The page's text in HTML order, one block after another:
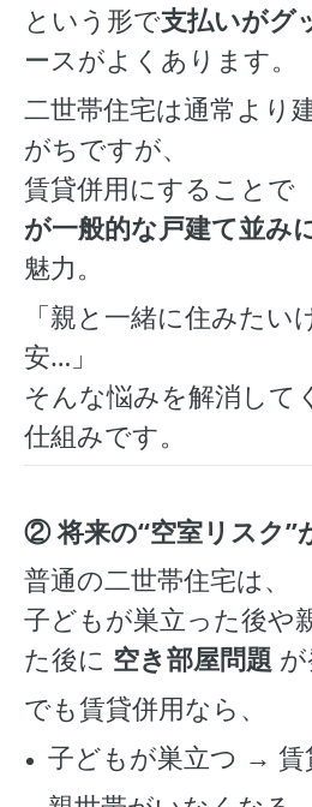
という形で支払いがグ
ースがよくあります。
二世帯住宅は通常より
がちですが、
賃貸併用にすることで
が一般的な戸建て並み
魅力。
「親と一緒に住みたい
安…」
そんな悩みを解消して
仕組みです。
② 将来の“空室リスク”
普通の二世帯住宅は、
子どもが巣立った後や
た後に 空き部屋問題 が
でも賃貸併用なら、
子どもが巣立つ → 賃